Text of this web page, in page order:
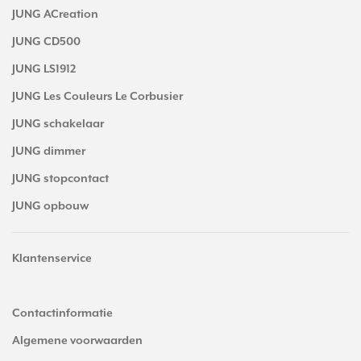
JUNG ACreation
JUNG CD500
JUNG LS1912
JUNG Les Couleurs Le Corbusier
JUNG schakelaar
JUNG dimmer
JUNG stopcontact
JUNG opbouw
Klantenservice
Contactinformatie
Algemene voorwaarden